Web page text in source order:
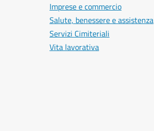
Imprese e commercio
Salute, benessere e assistenza
Servizi Cimiteriali
Vita lavorativa